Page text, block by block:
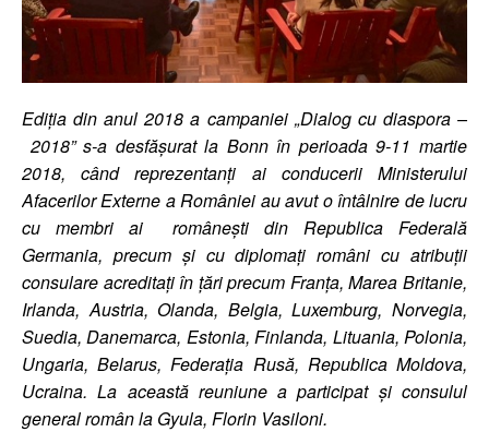
Ediția din anul 2018 a campaniei „Dialog cu diaspora –
2018” s-a desfășurat la Bonn în perioada 9-11 martie
2018, când reprezentanți ai conducerii Ministerului
Afacerilor Externe a României au avut o întâlnire delucru
cu membri ai românești din Republica Federală
Germania, precum și cu diplomați români cu atribuții
consulare acreditați în țări precum Franța, Marea Britanie,
Irlanda, Austria, Olanda, Belgia, Luxemburg, Norvegia,
Suedia, Danemarca, Estonia, Finlanda, Lituania, Polonia,
Ungaria, Belarus, Federația Rusă, Republica Moldova,
Ucraina. La această reuniune a participat și consulul
general român la Gyula, Florin Vasiloni.